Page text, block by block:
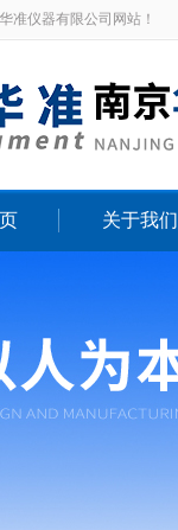
准仪器有限公司网站！
关于我们